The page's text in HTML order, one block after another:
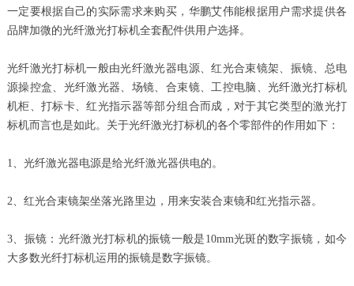
一定要根据自己的实际需求来购买，华鹏艾伟能根据用户需求提供各
品牌加微的光纤激光打标机全套配件供用户选择。
光纤激光打标机一般由光纤激光器电源、红光合束镜架、振镜、总电
源操控盒、光纤激光器、场镜、合束镜、工控电脑、光纤激光打标机
机柜、打标卡、红光指示器等部分组合而成，对于其它类型的激光打
标机而言也是如此。关于光纤激光打标机的各个零部件的作用如下：
1、光纤激光器电源是给光纤激光器供电的。
2、红光合束镜架坐落光路里边，用来安装合束镜和红光指示器。
3、振镜：光纤激光打标机的振镜一般是10mm光斑的数字振镜，如今
大多数光纤打标机运用的振镜是数字振镜。